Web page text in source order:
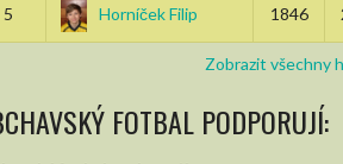
5 Horníček Filip 1846
Zobrazit všechny
FOTBAL PODPORUJÍ: